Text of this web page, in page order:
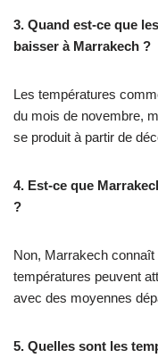
3. Quand est-ce que
baisser à Marrakech ?
Les températures
du mois de novembre,
se produit à partir de
4. Est-ce que
?
Non, Marrakech
températures peuvent
avec des moyennes
5. Quelles sont les